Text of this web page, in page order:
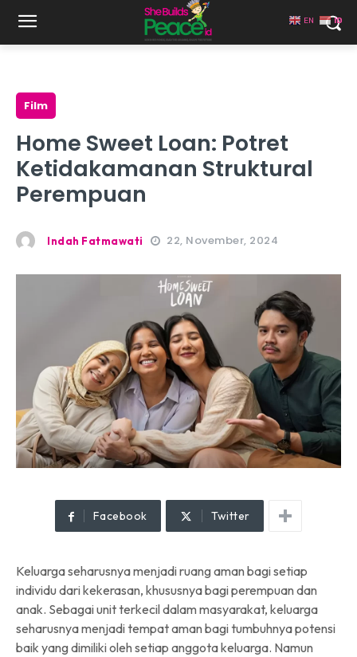
Film
Home Sweet Loan: Potret
Ketidakamanan Struktural
Perempuan
Indah Fatmawati 22, November, 2024
Facebook Twitter
Keluarga seharusnya menjadi ruang aman bagi setiap
individu dari kekerasan, khususnya bagi perempuan dan
anak. Sebagai unit terkecil dalam masyarakat, keluarga
seharusnya menjadi tempat aman bagi tumbuhnya potensi
baik yang dimiliki oleh setiap anggota keluarga. Namun
EN ID